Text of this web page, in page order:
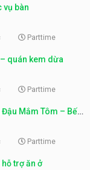
vụ bàn
Parttime
quán kem dừa
Parttime
Mắm Tôm – Bếp
Parttime
trợ ăn ở